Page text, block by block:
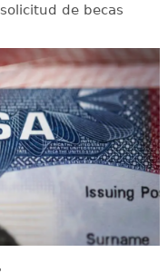
de becas